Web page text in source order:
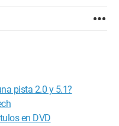
pista 2.0 y 5.1?
en DVD